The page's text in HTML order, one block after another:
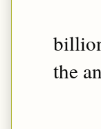
the